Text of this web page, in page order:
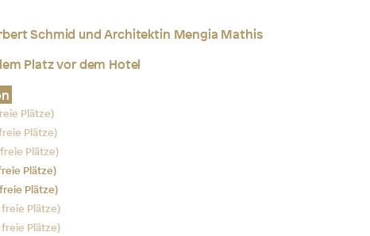
Schmid und Architektin Mengia Mathis
Platz vor dem Hotel
Plätze)
Plätze)
Plätze)
Plätze)
Plätze)
freie Plätze)
freie Plätze)